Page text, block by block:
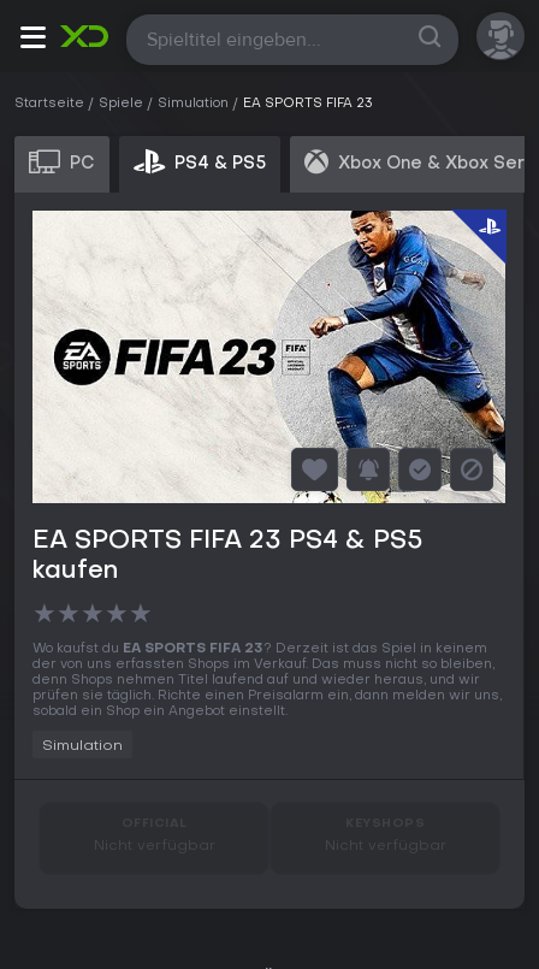
Alle
Startseite Spiele Simulation EA SPORTS FIFA 23
PC PS4 & PS5 Xbox One & Xbox
EA SPORTS FIFA 23 PS4 & PS5
kaufen
★★★★★
Wo kaufst du EA SPORTS FIFA 23? Derzeit ist das Spiel in keinem
der von uns erfassten Shops im Verkauf. Das muss nicht so bleiben,
denn Shops nehmen Titel laufend auf und wieder heraus, und wir
prüfen sie täglich. Richte einen Preisalarm ein, dann melden wir uns,
sobald ein Shop ein Angebot einstellt.
Simulation
Nicht verfügbar Nicht verfügbar